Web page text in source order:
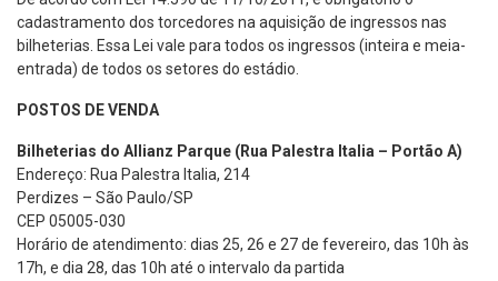
cadastramento dos torcedores na aquisição de ingressos nas
bilheterias. Essa Lei vale para todos os ingressos (inteira e meia-
entrada) de todos os setores do estádio.
POSTOS DE VENDA
Bilheterias do Allianz Parque (Rua Palestra Italia – Portão A)
Endereço: Rua Palestra Italia, 214
Perdizes – São Paulo/SP
CEP 05005-030
Horário de atendimento: dias 25, 26 e 27 de fevereiro, das 10h às
17h, e dia 28, das 10h até o intervalo da partida